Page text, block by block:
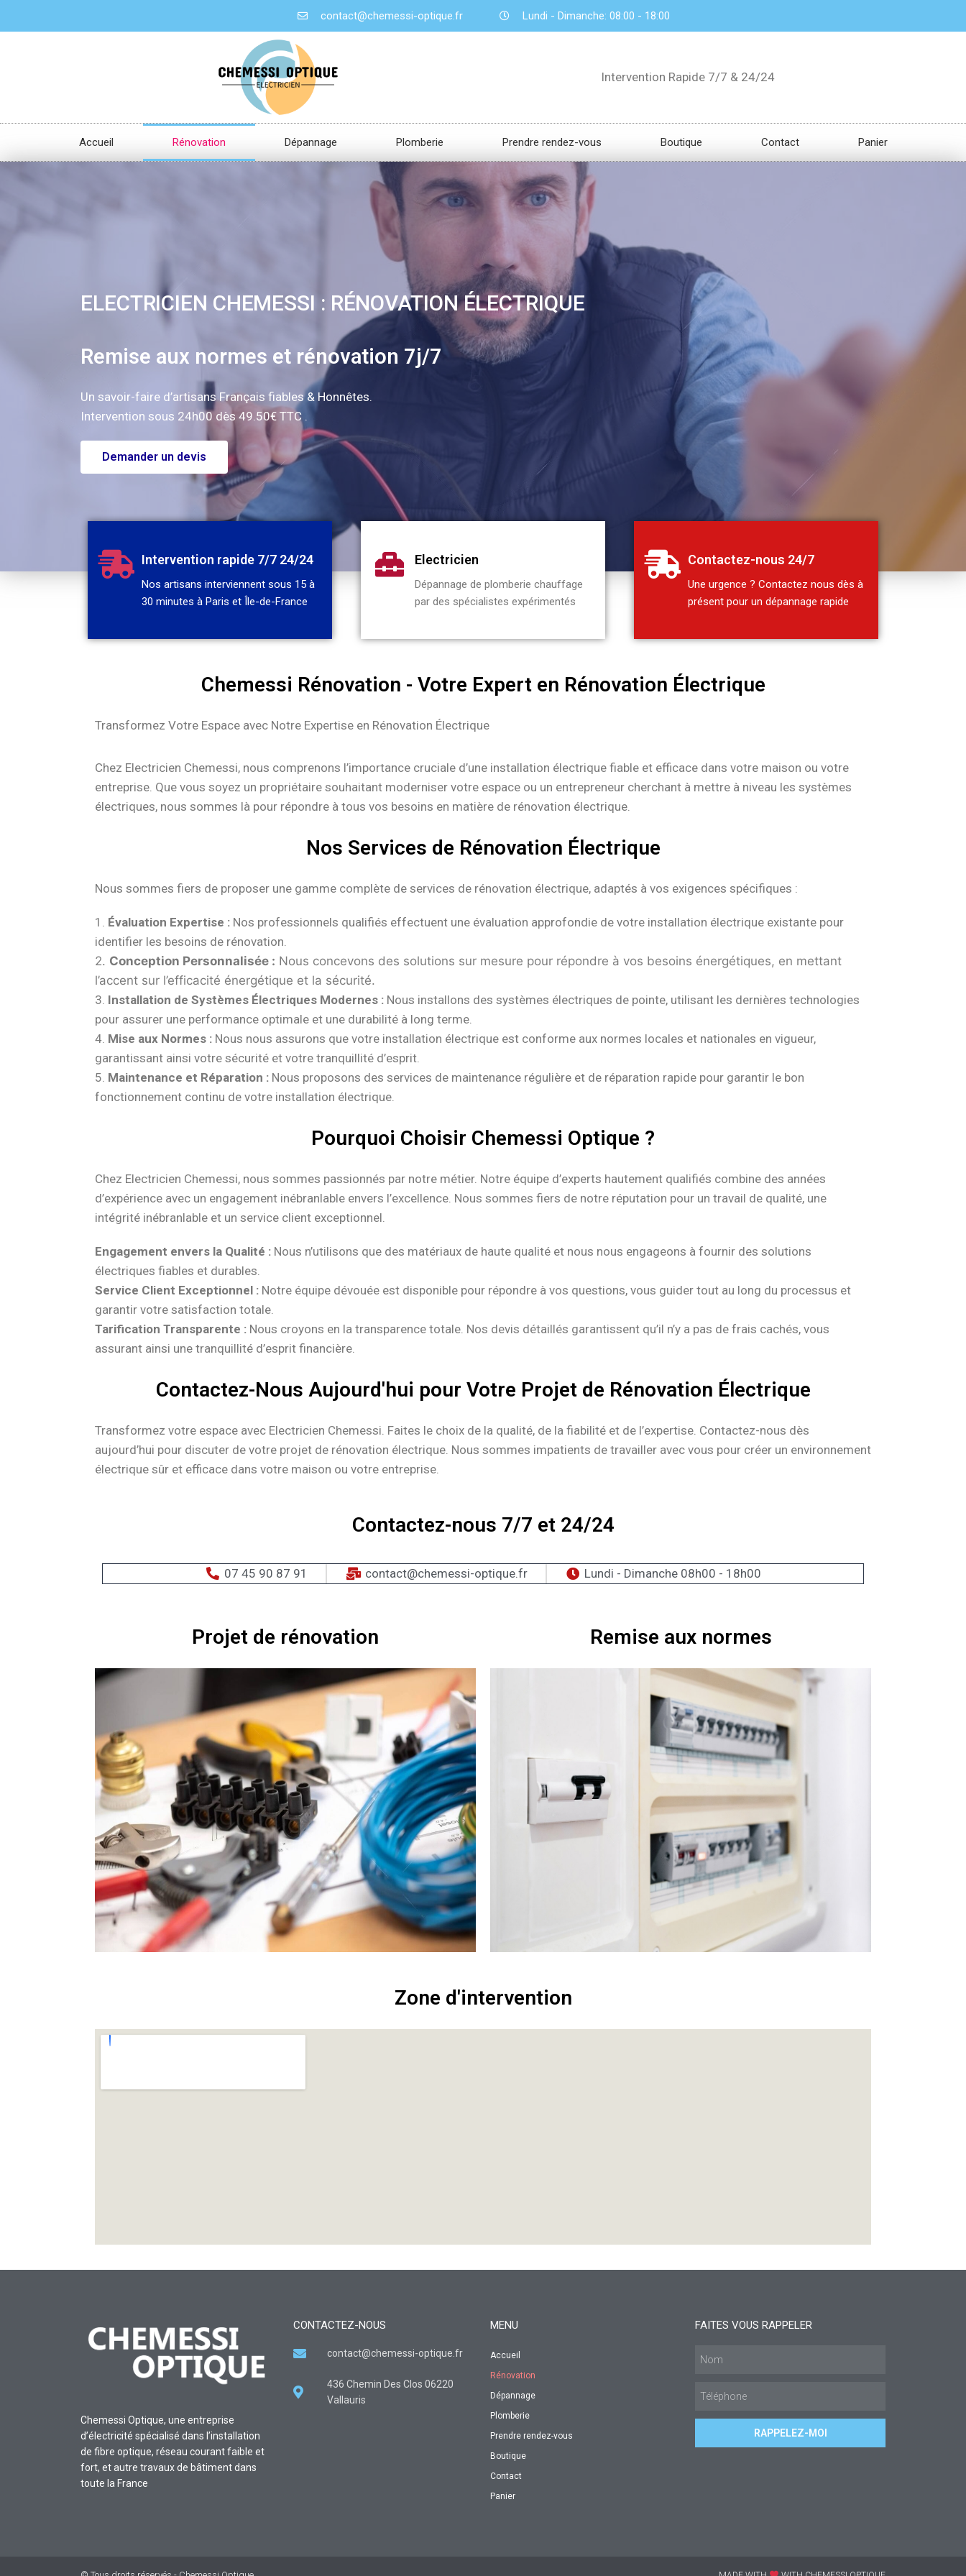
contact@chemessi-optique.fr Lundi - Dimanche: 08:00 - 18:00
Intervention Rapide 7/7 & 24/24
Accueil Rénovation Dépannage Plomberie Prendre rendez-vous Boutique Contact Panier
ELECTRICIEN CHEMESSI : RÉNOVATION ÉLECTRIQUE
Remise aux normes et rénovation 7j/7
Un savoir-faire d’artisans Français fiables & Honnêtes.
Intervention sous 24h00 dès 49.50€ TTC .
Demander un devis
Intervention rapide 7/7 24/24
Nos artisans interviennent sous 15 à
30 minutes à Paris et Île-de-France
Electricien
Dépannage de plomberie chauffage
par des spécialistes expérimentés
Contactez-nous 24/7
Une urgence ? Contactez nous dès à
présent pour un dépannage rapide
Chemessi Rénovation - Votre Expert en Rénovation Électrique
Transformez Votre Espace avec Notre Expertise en Rénovation Électrique
Chez Electricien Chemessi, nous comprenons l’importance cruciale d’une installation électrique fiable et efficace dans votre maison ou votre
entreprise. Que vous soyez un propriétaire souhaitant moderniser votre espace ou un entrepreneur cherchant à mettre à niveau les systèmes
électriques, nous sommes là pour répondre à tous vos besoins en matière de rénovation électrique.
Nos Services de Rénovation Électrique
Nous sommes fiers de proposer une gamme complète de services de rénovation électrique, adaptés à vos exigences spécifiques :
1. Évaluation Expertise : Nos professionnels qualifiés effectuent une évaluation approfondie de votre installation électrique existante pour
identifier les besoins de rénovation.
2. Conception Personnalisée : Nous concevons des solutions sur mesure pour répondre à vos besoins énergétiques, en mettant
l’accent sur l’efficacité énergétique et la sécurité.
3. Installation de Systèmes Électriques Modernes : Nous installons des systèmes électriques de pointe, utilisant les dernières technologies
pour assurer une performance optimale et une durabilité à long terme.
4. Mise aux Normes : Nous nous assurons que votre installation électrique est conforme aux normes locales et nationales en vigueur,
garantissant ainsi votre sécurité et votre tranquillité d’esprit.
5. Maintenance et Réparation : Nous proposons des services de maintenance régulière et de réparation rapide pour garantir le bon
fonctionnement continu de votre installation électrique.
Pourquoi Choisir Chemessi Optique ?
Chez Electricien Chemessi, nous sommes passionnés par notre métier. Notre équipe d’experts hautement qualifiés combine des années
d’expérience avec un engagement inébranlable envers l’excellence. Nous sommes fiers de notre réputation pour un travail de qualité, une
intégrité inébranlable et un service client exceptionnel.
Engagement envers la Qualité : Nous n’utilisons que des matériaux de haute qualité et nous nous engageons à fournir des solutions
électriques fiables et durables.
Service Client Exceptionnel : Notre équipe dévouée est disponible pour répondre à vos questions, vous guider tout au long du processus et
garantir votre satisfaction totale.
Tarification Transparente : Nous croyons en la transparence totale. Nos devis détaillés garantissent qu’il n’y a pas de frais cachés, vous
assurant ainsi une tranquillité d’esprit financière.
Contactez-Nous Aujourd'hui pour Votre Projet de Rénovation Électrique
Transformez votre espace avec Electricien Chemessi. Faites le choix de la qualité, de la fiabilité et de l’expertise. Contactez-nous dès
aujourd’hui pour discuter de votre projet de rénovation électrique. Nous sommes impatients de travailler avec vous pour créer un environnement
électrique sûr et efficace dans votre maison ou votre entreprise.
Contactez-nous 7/7 et 24/24
07 45 90 87 91 contact@chemessi-optique.fr Lundi - Dimanche 08h00 - 18h00
Projet de rénovation Remise aux normes
Zone d'intervention
Chemessi Optique, une entreprise
d’électricité spécialisé dans l’installation
de fibre optique, réseau courant faible et
fort, et autre travaux de bâtiment dans
toute la France
CONTACTEZ-NOUS
contact@chemessi-optique.fr
436 Chemin Des Clos 06220
Vallauris
MENU
Accueil
Rénovation
Dépannage
Plomberie
Prendre rendez-vous
Boutique
Contact
Panier
FAITES VOUS RAPPELER
RAPPELEZ-MOI